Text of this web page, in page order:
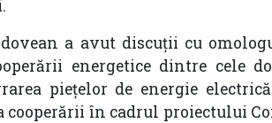
a avut discuții cu
energetice dintre cele
piețelor de energie
cooperării în cadrul proiectului